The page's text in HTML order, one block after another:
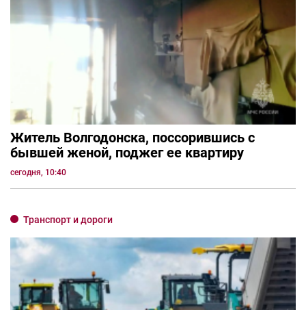
Житель Волгодонска, поссорившись с
бывшей женой, поджег ее квартиру
сегодня, 10:40
Транспорт и дороги